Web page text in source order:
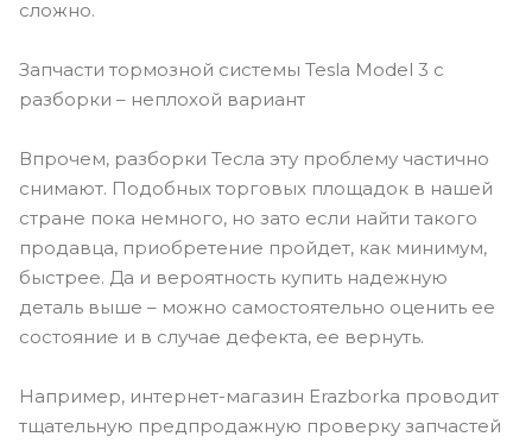
сложно.
Запчасти тормозной системы Tesla Model 3 с
разборки – неплохой вариант
Впрочем, разборки Тесла эту проблему частично
снимают. Подобных торговых площадок в нашей
стране пока немного, но зато если найти такого
продавца, приобретение пройдет, как минимум,
быстрее. Да и вероятность купить надежную
деталь выше – можно самостоятельно оценить ее
состояние и в случае дефекта, ее вернуть.
Например, интернет-магазин Erazborka проводит
тщательную предпродажную проверку запчастей